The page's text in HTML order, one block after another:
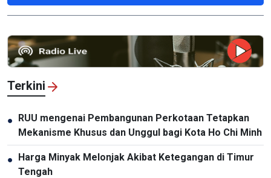
Terkini
● RUU mengenai Pembangunan Perkotaan Tetapkan
Mekanisme Khusus dan Unggul bagi Kota Ho Chi Minh
● Harga Minyak Melonjak Akibat Ketegangan di Timur
Tengah